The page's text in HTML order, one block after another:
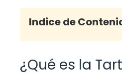
Indice de
¿Qué es la